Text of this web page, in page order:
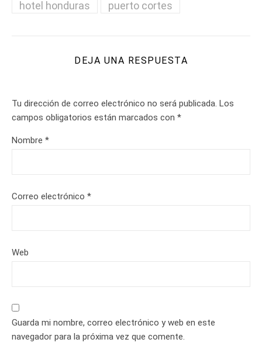
hotel honduras
puerto cortes
DEJA UNA RESPUESTA
Tu dirección de correo electrónico no será publicada. Los
campos obligatorios están marcados con *
Nombre *
Correo electrónico *
Web
Guarda mi nombre, correo electrónico y web en este
navegador para la próxima vez que comente.